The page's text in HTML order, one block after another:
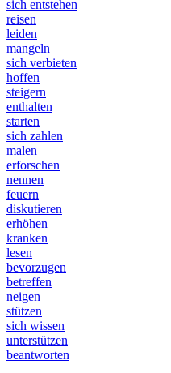
sich entstehen
reisen
leiden
mangeln
sich verbieten
hoffen
steigern
enthalten
starten
sich zahlen
malen
erforschen
nennen
feuern
diskutieren
erhöhen
kranken
lesen
bevorzugen
betreffen
neigen
stützen
sich wissen
unterstützen
beantworten